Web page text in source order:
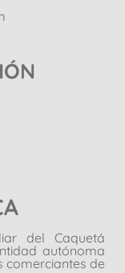
del Caquetá
autónoma
comerciantes de